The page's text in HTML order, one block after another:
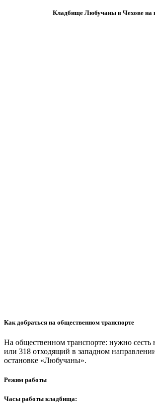
Кладбище Любучаны в Чехове на
Как добраться на общественном транспорте
На общественном транспорте: нужно сесть
или 318 отходящий в западном
остановке «Любучаны».
Режим работы
Часы работы кладбища: